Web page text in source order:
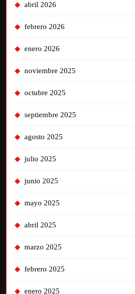
abril 2026
febrero 2026
enero 2026
noviembre 2025
octubre 2025
septiembre 2025
agosto 2025
julio 2025
junio 2025
mayo 2025
abril 2025
marzo 2025
febrero 2025
enero 2025